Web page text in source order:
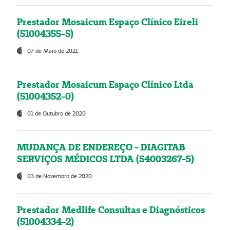
Prestador Mosaicum Espaço Clínico Eireli
(51004355-5)
07 de Maio de 2021
Prestador Mosaicum Espaço Clínico Ltda
(51004352-0)
01 de Outubro de 2020
MUDANÇA DE ENDEREÇO - DIAGITAB
SERVIÇOS MÉDICOS LTDA (54003267-5)
03 de Novembro de 2020
Prestador Medlife Consultas e Diagnósticos
(51004334-2)